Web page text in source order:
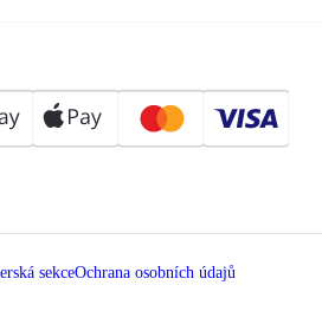
sekceOchrana osobních údajů